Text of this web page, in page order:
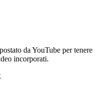
da YouTube per tenere
incorporati.